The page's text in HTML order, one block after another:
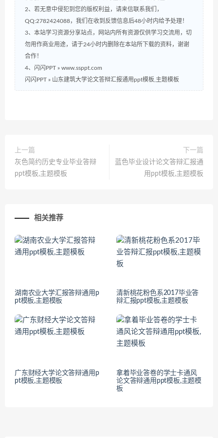
2、若无意中侵犯到您的版权利益，请来信联系我们，
QQ:2782424088，我们在收到反馈信息后48小时内给予处理！
3、本站学习资源分享站点，网站内所有资源仅供学习交流用，切
勿用作商业用途，请于24小时内删除在本站所下载的资料，谢谢
合作！
4、闪闪PPT » www.ssppt.com
闪闪PPT » 山东建筑大学论文答辩汇报通用ppt模板,主题模板
上一篇
灰色简约历史专业毕业答辩
ppt模板,主题模板
下一篇
蓝色毕业设计论文答辩汇报通
用ppt模板,主题模板
相关推荐
湖南农业大学汇报答辩通用p
pt模板,主题模板
清新桃花粉色系2017毕业答
辩汇报ppt模板,主题模板
广东财经大学论文答辩通用p
pt模板,主题模板
拿着毕业答卷的学士卡通风
论文答辩通用ppt模板,主题模
板